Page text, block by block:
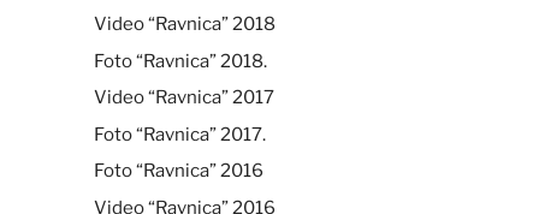
Video “Ravnica” 2018
Foto “Ravnica” 2018.
Video “Ravnica” 2017
Foto “Ravnica” 2017.
Foto “Ravnica” 2016
Video “Ravnica” 2016